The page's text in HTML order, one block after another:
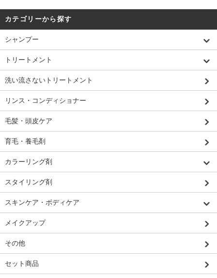
カテゴリーから探す
シャンプー
トリートメント
洗い流さないトリートメント
リンス・コンディショナー
毛髪・頭皮ケア
育毛・養毛剤
カラーリング剤
スタイリング剤
スキンケア・ボディケア
メイクアップ
その他
セット商品